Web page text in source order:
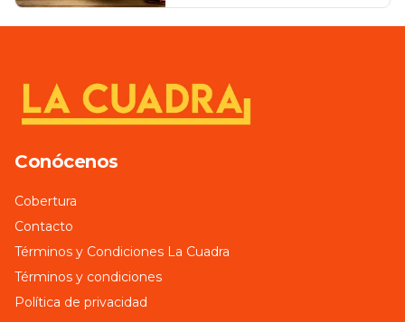
Conócenos
Cobertura
Contacto
Términos y Condiciones La Cuadra
Términos y condiciones
Política de privacidad